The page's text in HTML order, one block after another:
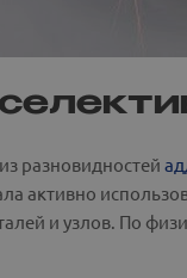
разновидностей
активно
и узлов. По